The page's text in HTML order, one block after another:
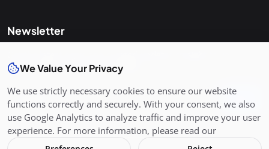
Newsletter
inbox. Sign up for our newsletter.
Join
We Value Your Privacy
We use strictly necessary cookies to ensure our website
functions correctly and securely. With your consent, we also
use Google Analytics to analyze traffic and improve your user
experience. For more information, please read our